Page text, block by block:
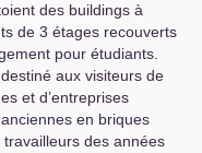
des buildings à
de 3 étages recouverts
pour étudiants.
aux visiteurs de
et d’entreprises
en briques
des années